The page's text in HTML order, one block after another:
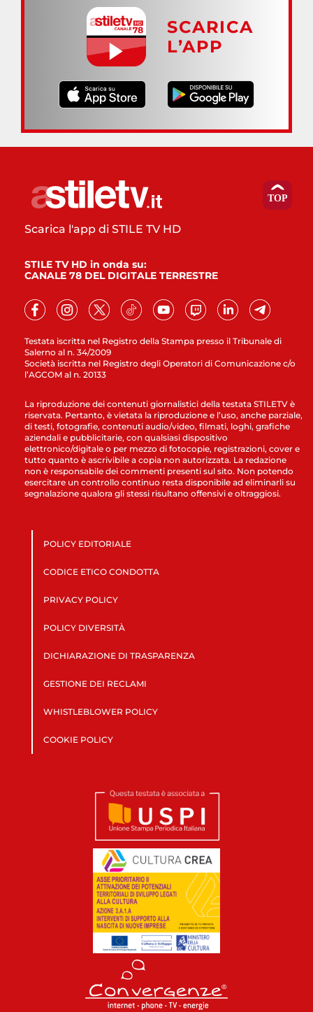
SCARICA
L’APP
Testata iscritta nel Registro della Stampa presso il Tribunale di
Salerno al n. 34/2009
Società iscritta nel Registro degli Operatori di Comunicazione c/o
l’AGCOM al n. 20133
Scarica l'app di STILE TV HD
STILE TV HD in onda su:
CANALE 78 DEL DIGITALE TERRESTRE
La riproduzione dei contenuti giornalistici della testata STILETV è
riservata. Pertanto, è vietata la riproduzione e l’uso, anche parziale,
di testi, fotografie, contenuti audio/video, filmati, loghi, grafiche
aziendali e pubblicitarie, con qualsiasi dispositivo
elettronico/digitale o per mezzo di fotocopie, registrazioni, cover e
tutto quanto è ascrivibile a copia non autorizzata. La redazione
non è responsabile dei commenti presenti sul sito. Non potendo
esercitare un controllo continuo resta disponibile ad eliminarli su
segnalazione qualora gli stessi risultano offensivi e oltraggiosi.
POLICY EDITORIALE
CODICE ETICO CONDOTTA
PRIVACY POLICY
POLICY DIVERSITÀ
DICHIARAZIONE DI TRASPARENZA
GESTIONE DEI RECLAMI
WHISTLEBLOWER POLICY
COOKIE POLICY